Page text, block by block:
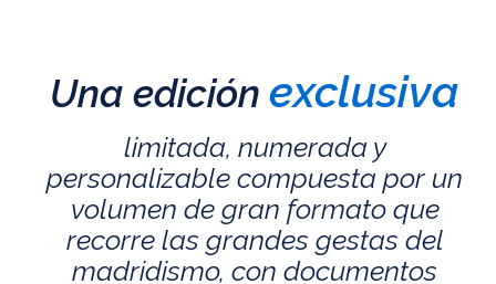
Una edición exclusiva
limitada, numerada y
personalizable compuesta por un
volumen de gran formato que
recorre las grandes gestas del
madridismo, con documentos